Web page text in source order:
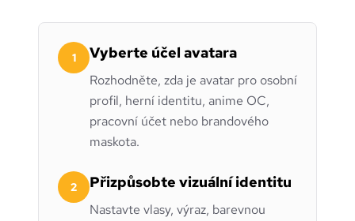
1 Vyberte účel avatara
Rozhodněte, zda je avatar pro osobní
profil, herní identitu, anime OC,
pracovní účet nebo brandového
maskota.
2 Přizpůsobte vizuální identitu
Nastavte vlasy, výraz, barevnou